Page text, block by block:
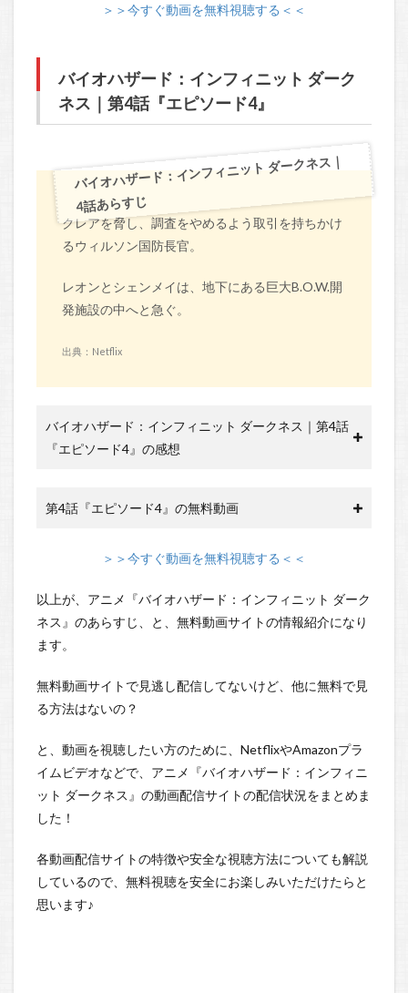
＞＞今すぐ動画を無料視聴する＜＜
バイオハザード：インフィニット ダーク
ネス｜第4話『エピソード4』
バイオハザード：インフィニット ダークネス｜
4話あらすじ
クレアを脅し、調査をやめるよう取引を持ちかけ
るウィルソン国防長官。
レオンとシェンメイは、地下にある巨大B.O.W.開
発施設の中へと急ぐ。
出典：Netflix
バイオハザード：インフィニット ダークネス｜第4話
『エピソード4』の感想
第4話『エピソード4』の無料動画
＞＞今すぐ動画を無料視聴する＜＜
以上が、アニメ『バイオハザード：インフィニット ダーク
ネス』のあらすじ、と、無料動画サイトの情報紹介になり
ます。
無料動画サイトで見逃し配信してないけど、他に無料で見
る方法はないの？
と、動画を視聴したい方のために、NetflixやAmazonプラ
イムビデオなどで、アニメ『バイオハザード：インフィニ
ット ダークネス』の動画配信サイトの配信状況をまとめま
した！
各動画配信サイトの特徴や安全な視聴方法についても解説
しているので、 無料視聴を安全にお楽しみいただけたらと
思います♪